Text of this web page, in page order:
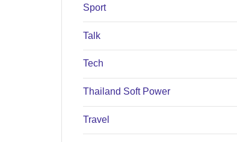
Sport
Talk
Tech
Thailand Soft Power
Travel